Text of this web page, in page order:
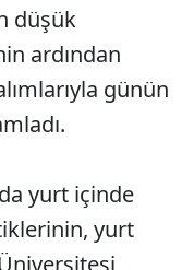
düşük
ardından
günün
yurt içinde
yurt